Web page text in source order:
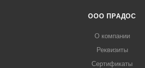
ООО ПРАДОС
О компании
Реквизиты
Сертификаты